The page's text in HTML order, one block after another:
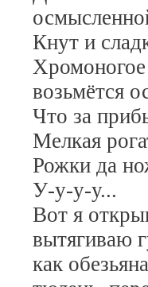
Кнут и
возьмётся
Что за
Мелкая
Рожки да
У-у-у-у...
Вот я
вытягиваю
как